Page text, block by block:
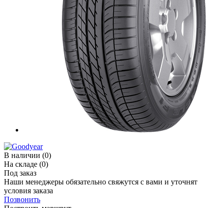
В наличии (0)
На складе (0)
Под заказ
Наши менеджеры обязательно свяжутся с вами и уточнят
условия заказа
Позвонить